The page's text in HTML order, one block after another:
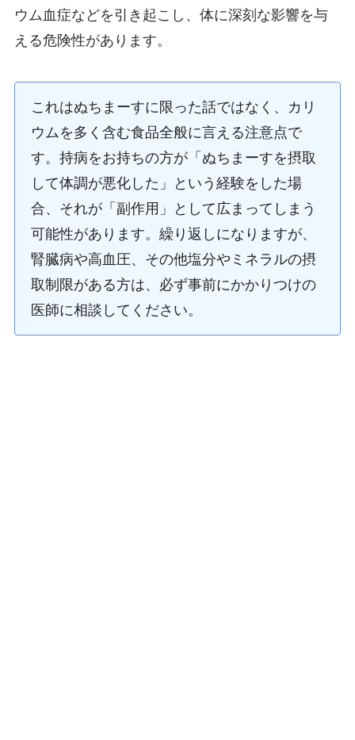
ウム血症などを引き起こし、体に深刻な影響を与
える危険性があります。
これはぬちまーすに限った話ではなく、カリ
ウムを多く含む食品全般に言える注意点で
す。持病をお持ちの方が「ぬちまーすを摂取
して体調が悪化した」という経験をした場
合、それが「副作用」として広まってしまう
可能性があります。繰り返しになりますが、
腎臓病や高血圧、その他塩分やミネラルの摂
取制限がある方は、必ず事前にかかりつけの
医師に相談してください。